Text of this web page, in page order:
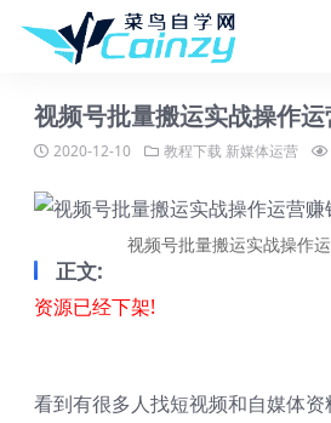
视频号批量搬运实战操作
2020-12-10 教程下载 新媒体运营
视频号批量搬运实战操作
正文:
资源已经下架!
看到有很多人找短视频和自媒体